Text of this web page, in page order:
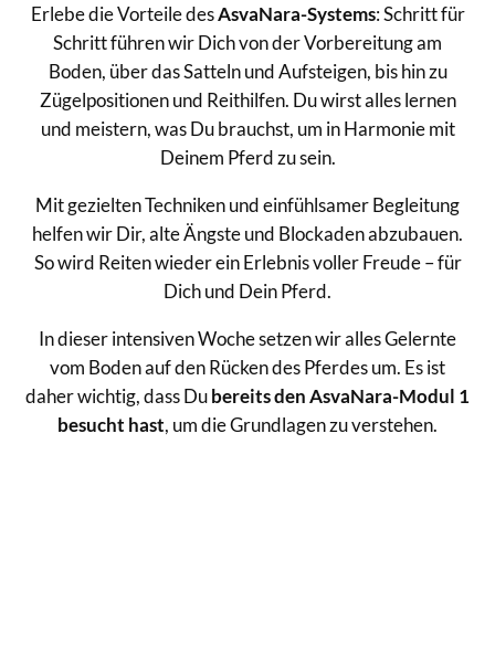
Erlebe die Vorteile desAsvaNara-Systems: Schritt für
Schritt führen wir Dich von der Vorbereitung am
Boden, über das Satteln und Aufsteigen, bis hin zu
Zügelpositionen und Reithilfen. Du wirst alles lernen
und meistern, was Du brauchst, um in Harmonie mit
Deinem Pferd zu sein.
Mit gezielten Techniken und einfühlsamer Begleitung
helfen wir Dir, alte Ängste und Blockaden abzubauen.
So wird Reiten wieder ein Erlebnis voller Freude – für
Dich und Dein Pferd.
In dieser intensiven Woche setzen wir alles Gelernte
vom Boden auf den Rücken des Pferdes um. Es ist
daher wichtig, dass Dubereits den AsvaNara-Modul 1
besucht hast, um die Grundlagen zu verstehen.